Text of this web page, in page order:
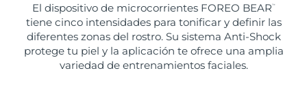
El dispositivo de microcorrientes FOREO BEAR ™
tiene cinco intensidades para tonificar y definir las
diferentes zonas del rostro. Su sistema Anti-Shock
protege tu piel y la aplicación te ofrece una amplia
variedad de entrenamientos faciales.